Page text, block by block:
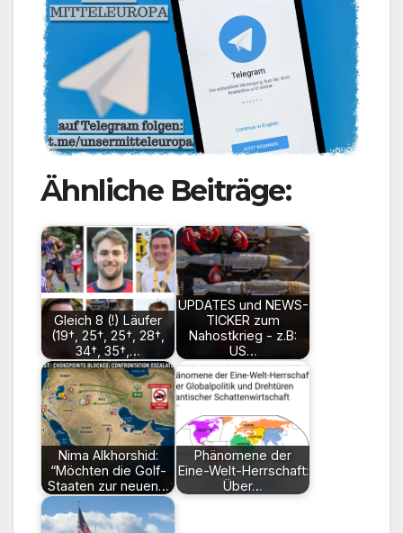
Ähnliche Beiträge:
Gleich 8 (!) Läufer
(19†, 25†, 25†, 28†,
34†, 35†,…
UPDATES und NEWS-
TICKER zum
Nahostkrieg - z.B:
US…
Nima Alkhorshid:
“Möchten die Golf-
Staaten zur neuen…
Phänomene der
Eine-Welt-Herrschaft:
Über…